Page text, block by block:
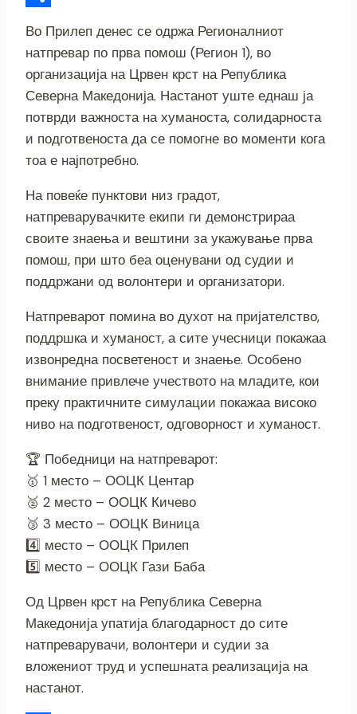
r
a
m
A
p
p
L
i
n
k
i
l
a
r
e
Во Прилеп денес се одржа Регионалниот
натпревар по прва помош (Регион 1), во
организација на Црвен крст на Република
Северна Македонија. Настанот уште еднаш ја
потврди важноста на хуманоста, солидарноста
и подготвеноста да се помогне во моменти кога
тоа е најпотребно.
На повеќе пунктови низ градот,
натпреварувачките екипи ги демонстрираа
своите знаења и вештини за укажување прва
помош, при што беа оценувани од судии и
поддржани од волонтери и организатори.
Натпреварот помина во духот на пријателство,
поддршка и хуманост, а сите учесници покажаа
извонредна посветеност и знаење. Особено
внимание привлече учеството на младите, кои
преку практичните симулации покажаа високо
ниво на подготвеност, одговорност и хуманост.
🏆 Победници на натпреварот:
🥇 1 место – ООЦК Центар
🥈 2 место – ООЦК Кичево
🥉 3 место – ООЦК Виница
4️⃣ место – ООЦК Прилеп
5️⃣ место – ООЦК Гази Баба
Од Црвен крст на Република Северна
Македонија упатија благодарност до сите
натпреварувачи, волонтери и судии за
вложениот труд и успешната реализација на
настанот.